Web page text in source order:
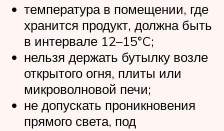
температура в помещении, где
хранится продукт, должна быть
в интервале 12–15°C;
нельзя держать бутылку возле
открытого огня, плиты или
микроволновой печи;
не допускать проникновения
прямого света, под